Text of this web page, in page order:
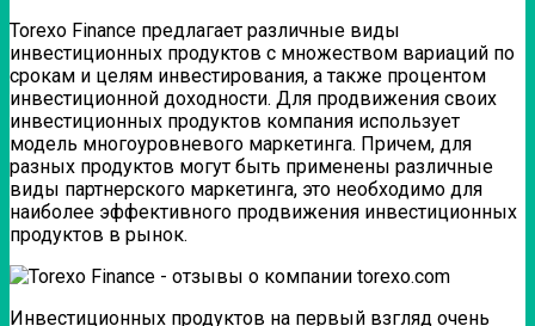
Torexo Finance предлагает различные виды
инвестиционных продуктов с множеством вариаций по
срокам и целям инвестирования, а также процентом
инвестиционной доходности. Для продвижения своих
инвестиционных продуктов компания использует
модель многоуровневого маркетинга. Причем, для
разных продуктов могут быть применены различные
виды партнерского маркетинга, это необходимо для
наиболее эффективного продвижения инвестиционных
продуктов в рынок.
Инвестиционных продуктов на первый взгляд очень